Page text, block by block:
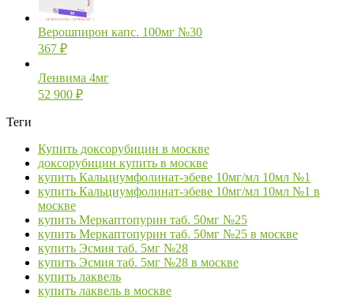
Верошпирон капс. 100мг №30
367 ₽
Ленвима 4мг
52 900 ₽
Теги
Купить доксорубицин в москве
доксорубицин купить в москве
купить Кальциумфолинат-эбеве 10мг/мл 10мл №1
купить Кальциумфолинат-эбеве 10мг/мл 10мл №1 в
москве
купить Меркаптопурин таб. 50мг №25
купить Меркаптопурин таб. 50мг №25 в москве
купить Эсмия таб. 5мг №28
купить Эсмия таб. 5мг №28 в москве
купить лаквель
купить лаквель в москве